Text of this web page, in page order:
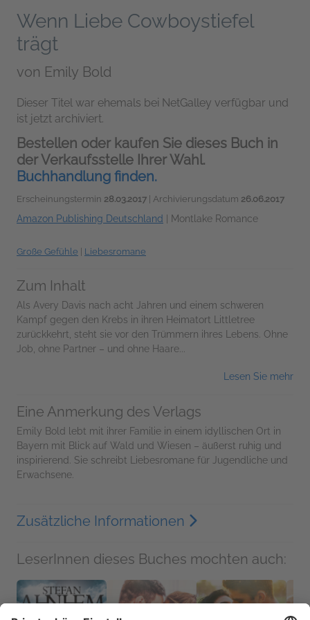
Wenn Liebe Cowboystiefel
trägt
von Emily Bold
Dieser Titel war ehemals bei NetGalley verfügbar und
ist jetzt archiviert.
Bestellen oder kaufen Sie dieses Buch in
der Verkaufsstelle Ihrer Wahl.
Buchhandlung finden.
Erscheinungstermin 28.03.2017 | Archivierungsdatum 26.06.2017
Amazon Publishing Deutschland Montlake Romance
Große Gefühle Liebesromane
Zum Inhalt
Als Avery Davis nach acht Jahren und einem schweren
Kampf gegen den Krebs in ihren Heimatort Littletree
zurückkehrt, steht sie vor den Trümmern ihres Lebens. Ohne
Job, ohne Partner – und ohne Haare...
Lesen Sie mehr
Eine Anmerkung des Verlags
Emily Bold lebt mit ihrer Familie in einem idyllischen Ort in
Bayern mit Blick auf Wald und Wiesen – äußerst ruhig und
inspirierend. Sie schreibt Liebesromane für Jugendliche und
Erwachsene.
Zusätzliche Informationen
LeserInnen dieses Buches mochten auch: